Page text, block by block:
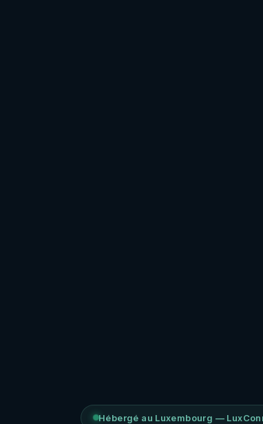
Hébergé au Luxembourg —